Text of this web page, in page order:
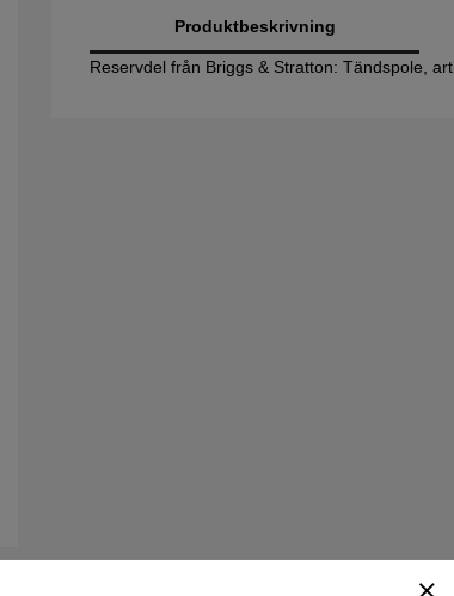
Produktbeskrivning
Reservdel från Briggs & Stratton: Tändspole,